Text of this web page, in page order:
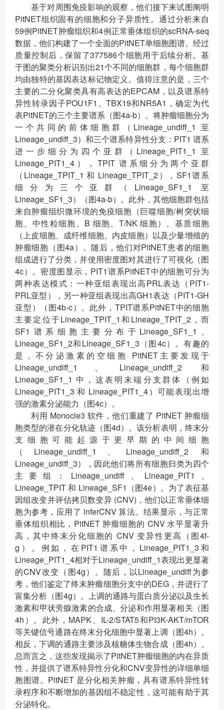
基于对周围免疫影响的观察，他们接下来试图阐明
PitNET组织固有的细胞和分子异质性。通过分析来自
59例PitNET肿瘤组织和4例正常垂体组织的scRNA-seq
数据，他们构建了一个全面的PitNET单细胞图谱。经过
质量控制后，保留了377586个细胞用于后续分析。基
于图的聚类分析识别出21个不同的细胞群，每个细胞群
均由独特的基因表达标记物定义。值得注意的是，三个
主要的二分化聚类具有高表达的EPCAM，以及谱系特
异性转录因子POU1F1、TBX19和NR5A1，确定为代
表PitNET的三个主要谱系（图4a-b）。将肿瘤细胞分为
一个共同的前体细胞群（Lineage_undiff_1 至
Lineage_undiff_3）和三个谱系特异性分支：PIT1 谱系
进一步细分为四个亚群（Lineage_PIT1_1 至
Lineage_PIT1_4），TPIT 谱系细分为两个亚群
（Lineage_TPIT_1 和 Lineage_TPIT_2），SF1谱系
细分为三个亚群（Lineage_SF1_1 至
Lineage_SF1_3）（图4a-b）。此外，其他细胞群包括
来自肿瘤组织微环境的免疫细胞（巨噬细胞/树突状细
胞、中性粒细胞、B 细胞、T/NK 细胞）、基质细胞
（上皮细胞、成纤维细胞、内皮细胞）以及少量增殖的
肿瘤细胞（图4a）。随后，他们对PitNET患者的细胞
组成进行了分类，并使用密度图对其进行了可视化（图
4c）。密度图显示，PIT1谱系PitNET中的细胞可分为
两种表达模式：一种亚组表现出高PRL表达（PIT1-
PRL亚型），另一种亚组表现出高GH1表达（PIT1-GH
亚型）（图4b-c）。此外，TPIT谱系PitNET中的细胞
主要定位于Lineage_TPIT_1和Lineage_TPIT_2，而
SF1谱系细胞主要分布于Lineage_SF1_1、
Lineage_SF1_2和Lineage_SF1_3（图4c）。有趣的
是，不分泌激素的空细胞 PitNET主要发现于
Lineage_undiff_1、Lineage_undiff_2 和
Lineage_SF1_1 中，这表明末端分支群体（例如
Lineage_PIT1_3 和 Lineage_PIT1_4）可能表现出增
强的激素分泌能力（图4c）。
利用 Monocle3 软件，他们重建了 PitNET 肿瘤细
胞类型的潜在分化轨迹（图4d）。该分析表明，终末分
支细胞可能起源于更早期的中间细胞
（Lineage_undiff_1、Lineage_undiff_2 和
Lineage_undiff_3），因此他们将所有细胞归类为四个
主要组：Lineage_undiff、Lineage_PIT1、
Lineage_TPIT 和 Lineage_SF1（图4e）。为了表征基
因组改变并评估拷贝数变异 (CNV)，他们以正常垂体细
胞为参考，应用了 inferCNV 算法。结果显示，与正常
垂体组织相比，PitNET 肿瘤细胞的 CNV 水平显著升
高，其中终末分化细胞的 CNV 变异性更高（图4f-
g）。例如，在PIT1谱系中，Lineage_PIT1_3和
Lineage_PIT1_4相对于Lineage_undiff_1表现出更显著
的CNV改变（图4g）。随后，以Lineage_undiff为参
考，他们鉴定了终末肿瘤细胞分支中的DEG，并进行了
富集分析（图4g）。上调的通路与蛋白质分泌以及生长
激素和甲状旁腺激素的合成、分泌和作用显著相关（图
4h）。此外，MAPK、IL-2/STAT5和PI3K-AKT/mTOR
等关键信号通路在终末分化细胞中显著上调（图4h）。
相反，下调的通路主要涉及核糖体生物合成（图4h）。
总而言之，这些发现揭示了PitNET肿瘤细胞的内在异质
性，并提供了谱系特异性分化和CNV变异性的详细单细
胞图谱。PitNET 是分化相关肿瘤，具有谱系特异性转
录程序和不断增加的基因组不稳定性，这可能有助于其
分泌特化。